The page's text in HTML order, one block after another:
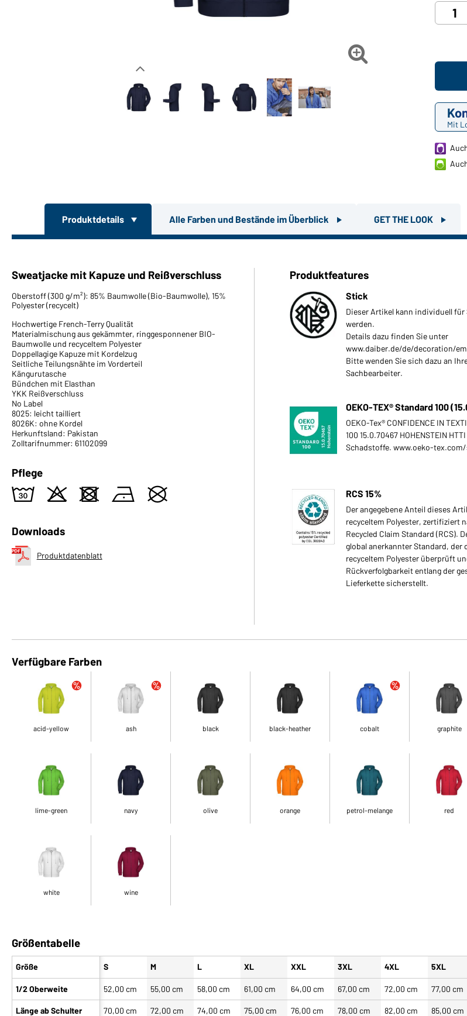

Mit
Produktdetails Alle Farben und Bestände im Überblick GET THE LOOK
Sweatjacke mit Kapuze und Reißverschluss
Oberstoff (300 g/m²): 85% Baumwolle (Bio-Baumwolle), 15%
Polyester (recycelt)
Hochwertige French-Terry Qualität
Materialmischung aus gekämmter, ringgesponnener BIO-
Baumwolle und recyceltem Polyester
Doppellagige Kapuze mit Kordelzug
Seitliche Teilungsnähte im Vorderteil
Kängurutasche
Bündchen mit Elasthan
YKK Reißverschluss
No Label
8025: leicht tailliert
8026K: ohne Kordel
Herkunftsland: Pakistan
Zolltarifnummer: 61102099
Pflege
w o d n U
Downloads
Produktdatenblatt
Produktfeatures
Stick
Dieser Artikel kann individuell für
werden.
Details dazu finden Sie unter
www.daiber.de/de/decoration/
Bitte wenden Sie sich dazu an
Sachbearbeiter.
OEKO-TEX® Standard 100
OEKO-Tex® CONFIDENCE IN
100 15.0.70467 HOHENSTEIN
Schadstoffe. www.oeko-
RCS 15%
Der angegebene Anteil dieses
recyceltem Polyester, zertifiziert
Recycled Claim Standard (RCS).
global anerkannter Standard, der
recyceltem Polyester überprüft
Rückverfolgbarkeit entlang der
Lieferkette sicherstellt.
Verfügbare Farben
acid-yellow ash black black-heather cobalt graphite
lime-green navy olive orange petrol-melange red
white wine
Größentabelle
Größe
1/2 Oberweite
Länge ab Schulter
S M L XL XXL 3XL 4XL 5XL
52,00 cm 55,00 cm 58,00 cm 61,00 cm 64,00 cm 67,00 cm 72,00 cm 77,00 cm
70,00 cm 72,00 cm 74,00 cm 75,00 cm 76,00 cm 78,00 cm 82,00 cm 85,00 cm